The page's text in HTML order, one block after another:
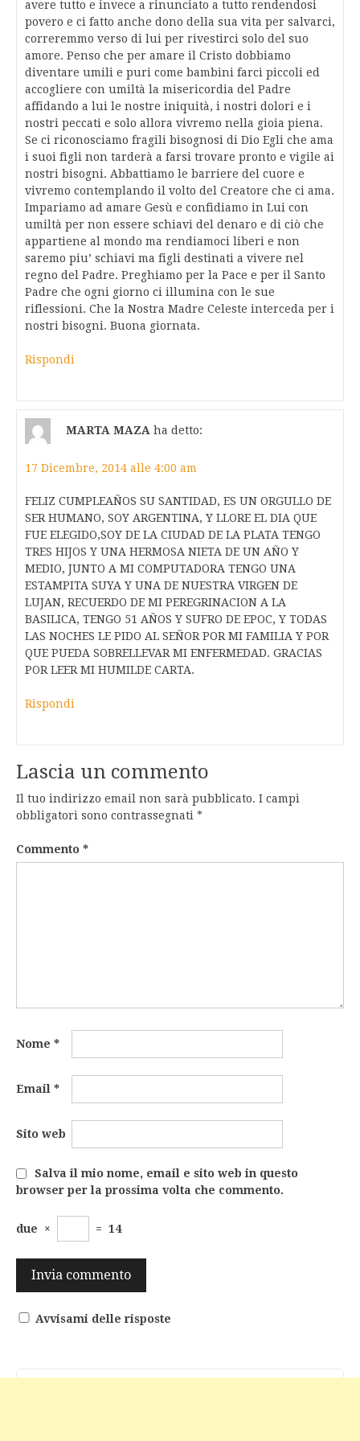
avere tutto e invece a rinunciato a tutto rendendosi
povero e ci fatto anche dono della sua vita per salvarci,
correremmo verso di lui per rivestirci solo del suo
amore. Penso che per amare il Cristo dobbiamo
diventare umili e puri come bambini farci piccoli ed
accogliere con umiltà la misericordia del Padre
affidando a lui le nostre iniquità, i nostri dolori e i
nostri peccati e solo allora vivremo nella gioia piena.
Se ci riconosciamo fragili bisognosi di Dio Egli che ama
i suoi figli non tarderà a farsi trovare pronto e vigile ai
nostri bisogni. Abbattiamo le barriere del cuore e
vivremo contemplando il volto del Creatore che ci ama.
Impariamo ad amare Gesù e confidiamo in Lui con
umiltà per non essere schiavi del denaro e di ciò che
appartiene al mondo ma rendiamoci liberi e non
saremo piu’ schiavi ma figli destinati a vivere nel
regno del Padre. Preghiamo per la Pace e per il Santo
Padre che ogni giorno ci illumina con le sue
riflessioni. Che la Nostra Madre Celeste interceda per i
nostri bisogni. Buona giornata.
Rispondi
MARTA MAZA ha detto:
17 Dicembre, 2014 alle 4:00 am
FELIZ CUMPLEAÑOS SU SANTIDAD, ES UN ORGULLO DE
SER HUMANO, SOY ARGENTINA, Y LLORE EL DIA QUE
FUE ELEGIDO,SOY DE LA CIUDAD DE LA PLATA TENGO
TRES HIJOS Y UNA HERMOSA NIETA DE UN AÑO Y
MEDIO, JUNTO A MI COMPUTADORA TENGO UNA
ESTAMPITA SUYA Y UNA DE NUESTRA VIRGEN DE
LUJAN, RECUERDO DE MI PEREGRINACION A LA
BASILICA, TENGO 51 AÑOS Y SUFRO DE EPOC, Y TODAS
LAS NOCHES LE PIDO AL SEÑOR POR MI FAMILIA Y POR
QUE PUEDA SOBRELLEVAR MI ENFERMEDAD. GRACIAS
POR LEER MI HUMILDE CARTA.
Rispondi
Lascia un commento
Il tuo indirizzo email non sarà pubblicato. I campi
obbligatori sono contrassegnati *
Commento *
Nome *
Email *
Sito web
Salva il mio nome, email e sito web in questo
browser per la prossima volta che commento.
due × = 14
Avvisami delle risposte